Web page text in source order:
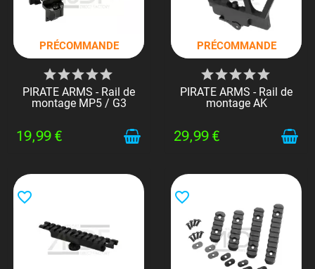
PRÉCOMMANDE
PIRATE ARMS - Rail de
montage MP5 / G3
19,99 €
PRÉCOMMANDE
PIRATE ARMS - Rail de
montage AK
29,99 €
favorite_border favorite_border